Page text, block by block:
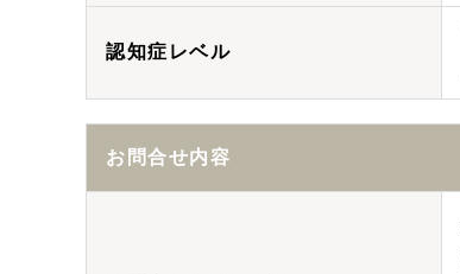
認知症レベル
お問合せ内容